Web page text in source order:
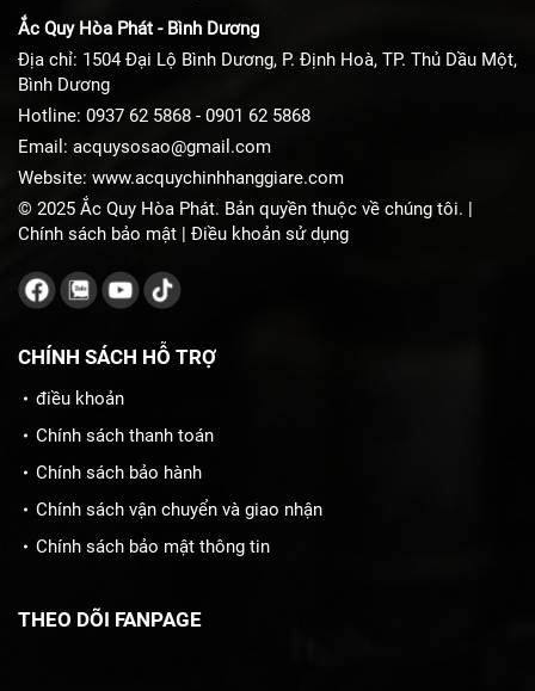
Ắc Quy Hòa Phát - Bình Dương
Địa chỉ: 1504 Đại Lộ Bình Dương, P. Định Hoà, TP. Thủ Dầu Một,
Bình Dương
Hotline: 0937 62 5868 - 0901 62 5868
Email: acquysosao@gmail.com
Website: www.acquychinhhanggiare.com
© 2025 Ắc Quy Hòa Phát. Bản quyền thuộc về chúng tôi. |
Chính sách bảo mật | Điều khoản sử dụng
CHÍNH SÁCH HỖ TRỢ
điều khoản
Chính sách thanh toán
Chính sách bảo hành
Chính sách vận chuyển và giao nhận
Chính sách bảo mật thông tin
THEO DÕI FANPAGE